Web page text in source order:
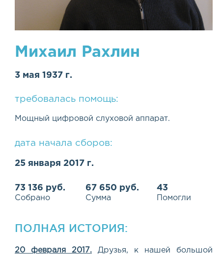
Михаил Рахлин
3 мая 1937 г.
требовалась помощь:
Мощный цифровой слуховой аппарат.
дата начала сборов:
25 января 2017 г.
73 136 руб.
Собрано
67 650 руб.
Сумма
43
Помогли
ПОЛНАЯ ИСТОРИЯ:
20 февраля 2017. Друзья, к нашей большой